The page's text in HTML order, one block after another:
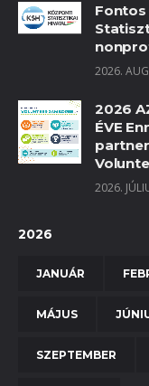
Fontos
2026.
2026
ÉVE
2026.
2026
JANUÁR
MÁJUS
SZEPTEMBER